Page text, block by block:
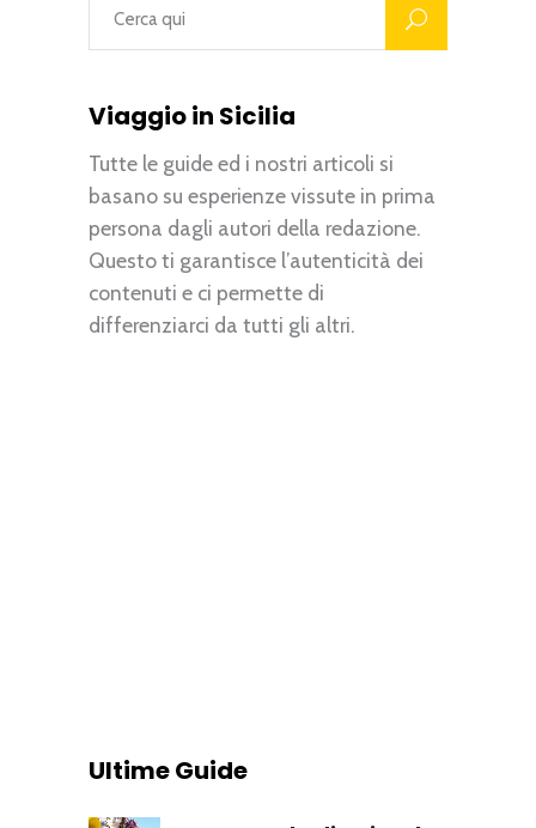
Viaggio in Sicilia
Tutte le guide ed i nostri articoli si
basano su esperienze vissute in prima
persona dagli autori della redazione.
Questo ti garantisce l’autenticità dei
contenuti e ci permette di
differenziarci da tutti gli altri.
Ultime Guide